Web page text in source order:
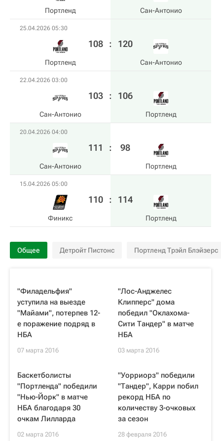
Портленд Сан-Антонио
25.04.2026 05:30
Портленд
108 : 120
Сан-Антонио
22.04.2026 03:00
Сан-Антонио
103 : 106
Портленд
20.04.2026 04:00
Сан-Антонио
111 : 98
Портленд
15.04.2026 05:00
Финикс
110 : 114
Портленд
Общее Детройт Пистонс Портленд Трэйл Блэйзерс
"Филадельфия"
уступила на выезде
"Майами", потерпев 12-
е поражение подряд в
НБА
07 марта 2016
"Лос-Анджелес
Клипперс" дома
победил "Оклахома-
Сити Тандер" в матче
НБА
03 марта 2016
Баскетболисты
"Портленда" победили
"Нью-Йорк" в матче
НБА благодаря 30
очкам Лилларда
02 марта 2016
"Уорриорз" победили
"Тандер", Карри побил
рекорд НБА по
количеству 3-очковых
за сезон
28 февраля 2016